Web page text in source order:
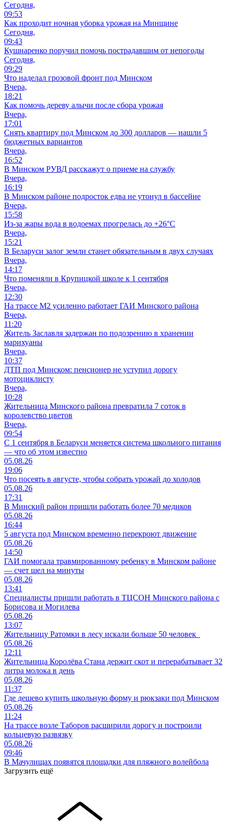
Сегодня,
09:53
Как проходит ночная уборка урожая на Минщине
Сегодня,
09:43
Кушнаренко поручил помочь пострадавшим от непогоды
Сегодня,
09:29
Что наделал грозовой фронт под Минском
Вчера,
18:21
Как помочь дереву алычи после сбора урожая
Вчера,
17:01
Снять квартиру под Минском до 300 долларов — нашли 5
бюджетных вариантов
Вчера,
16:52
В Минском РУВД расскажут о приеме на службу
Вчера,
16:19
В Минском районе подросток едва не утонул в бассейне
Вчера,
15:58
Из-за жары вода в водоемах прогрелась до +26°C
Вчера,
15:21
В Беларуси залог земли станет обязательным в двух случаях
Вчера,
14:17
Что поменяли в Крупицкой школе к 1 сентября
Вчера,
12:30
На трассе М2 усиленно работает ГАИ Минского района
Вчера,
11:20
Житель Заславля задержан по подозрению в хранении
марихуаны
Вчера,
10:37
ДТП под Минском: пенсионер не уступил дорогу
мотоциклисту
Вчера,
10:28
Жительница Минского района превратила 7 соток в
королевство цветов
Вчера,
09:54
С 1 сентября в Беларуси меняется система школьного питания
— что об этом известно
05.08.26
19:06
Что посеять в августе, чтобы собрать урожай до холодов
05.08.26
17:31
В Минский район пришли работать более 70 медиков
05.08.26
16:44
5 августа под Минском временно перекроют движение
05.08.26
14:50
ГАИ помогала травмированному ребенку в Минском районе
— счет шел на минуты
05.08.26
13:41
Специалисты пришли работать в ТЦСОН Минского района с
Борисова и Могилева
05.08.26
13:07
Жительницу Ратомки в лесу искали больше 50 человек
05.08.26
12:11
Жительница Королёва Стана держит скот и перерабатывает 32
литра молока в день
05.08.26
11:37
Где дешево купить школьную форму и рюкзаки под Минском
05.08.26
11:24
На трассе возле Таборов расширили дорогу и построили
кольцевую развязку
05.08.26
09:46
В Мачулищах появятся площадки для пляжного волейбола
Загрузить ещё